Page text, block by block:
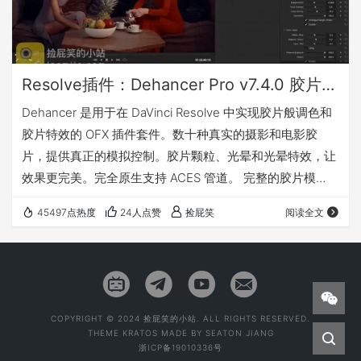
Resolve插件：Dehancer Pro v7.4.0 胶片模拟调色插件（Win&Mac）
Dehancer 是用于在 DaVinci Resolve 中实现胶片般调色和
胶片特效的 OFX 插件套件。数十种真实的摄影和电影胶
片，提供真正的模拟控制。胶片颗粒、光晕和光晕特效，让
效果更完美。完全原生支持 ACES 管道。 完整的胶片模
光晕、胶片损伤、过扫描、LUT 生成器、相机配置文件和高
级色彩管线（DWG、ACES、Cineon）。 更新了什么
45497点热度 24人点赞 捡屁笑 阅读全文
COPYRIGHT © 2024 捡屁笑的小站. ALL RIGHTS RESERVED.
THEME KRATOS MADE BY SEATON JIANG
浙ICP备19010336号